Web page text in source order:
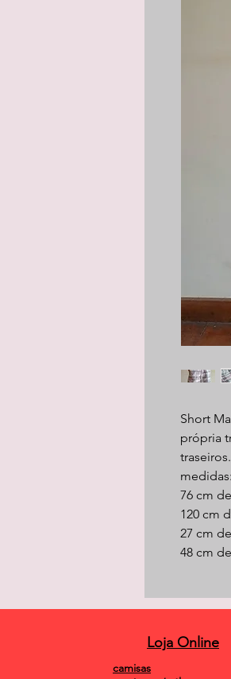
Short
própria
traseiros.
medidas:
76 cm
120 cm
27 cm
48 cm
Loja Online
camisas